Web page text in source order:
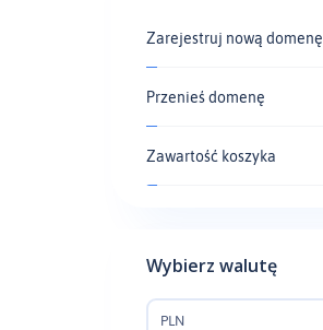
Zarejestruj nową domenę
Przenieś domenę
Zawartość koszyka
Wybierz walutę